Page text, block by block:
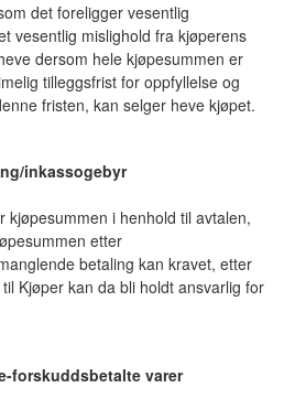
det foreligger vesentlig
vesentlig mislighold fra kjøperens
dersom hele kjøpesummen er
tilleggsfrist for oppfyllelse og
fristen, kan selger heve kjøpet.
inkassogebyr
kjøpesummen i henhold til avtalen,
etter
betaling kan kravet, etter
Kjøper kan da bli holdt ansvarlig for
forskuddsbetalte varer